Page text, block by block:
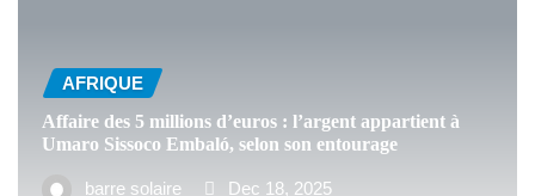
AFRIQUE
Affaire des 5 millions d’euros : l’argent appartient à
Umaro Sissoco Embaló, selon son entourage
barre solaire Dec 18, 2025